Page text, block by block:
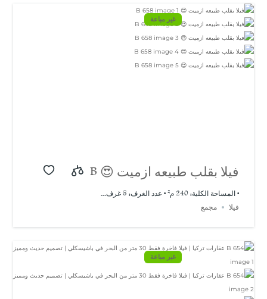
غير مباعة
فيلا بقلب طبيعه ازميت 😍 B
658
• المساحة الكلية: 240 م² • عدد الغرف: 5 غرف...
فيلا
مجمع
غير مباعة